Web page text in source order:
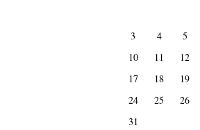
3
4 5
10
11 12
17
18 19
24
25 26
31